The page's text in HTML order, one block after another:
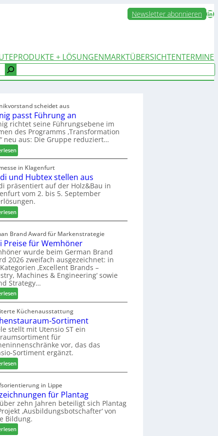
Newsletter abonnieren LinkedIn
PRODUKTE + LÖSUNGENMARKTÜBERSICHTENTERMINE
scheidet aus
passt Führung an
richtet seine Führungsebene im
des Programms ‚Transformation
neu aus: Die Gruppe reduziert…
:
W
e
i
n
i
g
a
s
t
F
ü
h
r
u
n
a
n
in Klagenfurt
und Hubtex stellen aus
präsentiert auf der Holz&Bau in
vom 2. bis 5. September
:
E
v
e
d
i
u
n
d
H
u
t
e
x
s
t
e
l
e
n
a
u
s
Brand Award für Markenstrategie
Preise für Wemhöner
wurde beim German Brand
2026 zweifach ausgezeichnet: in
‚Excellent Brands –
Machines & Engineering‘ sowie
Strategy…
:
Z
w
e
i
P
r
e
i
s
f
ü
r
W
e
m
Küchenausstattung
Sortiment
stellt mit Utensio ST ein
für
vor, das das
Sortiment ergänzt.
:
K
c
h
e
n
s
t
in Lippe
für Plantag
zehn Jahren beteiligt sich Plantag
‚Ausbildungsbotschafter‘ von
Bildung.
: